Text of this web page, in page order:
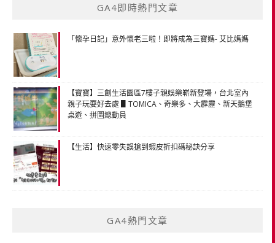
GA4即時熱門文章
「懷孕日記」意外懷老三啦！即將成為三寶媽- 艾比媽媽
【寶寶】三創生活園區7樓子親娛樂嶄新登場，台北室內
親子玩耍好去處 ▋TOMICA、奇樂多、大霹靂、新天鵝堡
桌遊、拼圖總動員
【生活】快速零失誤搶到蝦皮折扣碼秘訣分享
GA4熱門文章